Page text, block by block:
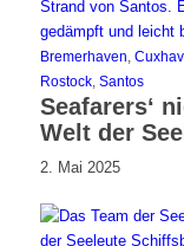
Bremerhaven
Rostock, Santos
Seafarers‘
Welt der
2. Mai 2025